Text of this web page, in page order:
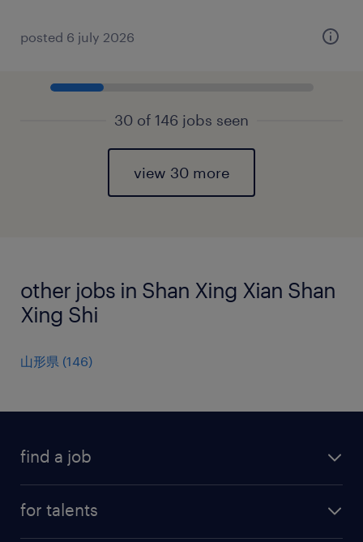
posted 6 july 2026
30 of 146 jobs seen
view 30 more
other jobs in Shan Xing Xian Shan
Xing Shi
山形県 (146)
find a job
for talents